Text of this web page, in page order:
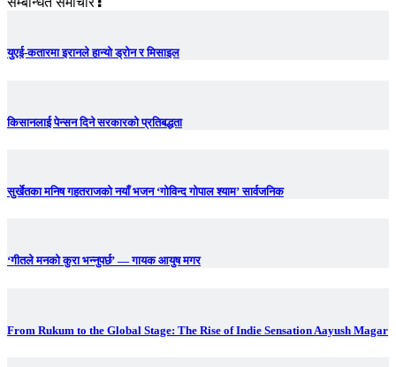
युएई-कतारमा इरानले हान्यो ड्रोन र मिसाइल
किसानलाई पेन्सन दिने सरकारको प्रतिबद्धता
सुर्खेतका मनिष गहतराजको नयाँ भजन ‘गोविन्द गोपाल श्याम’ सार्वजनिक
‘गीतले मनको कुरा भन्नुपर्छ’ — गायक आयुष मगर
From Rukum to the Global Stage: The Rise of Indie Sensation Aayush Magar